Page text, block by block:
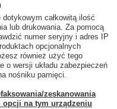
całkowitą ilość
lub drukowania. Za pomocą
numer seryjny i adres IP
opcjonalnych
również użyć tego
o wersji układu zabezpieczeń
nośniku pamięci.
zeskanowania
opcji na tym urządzeniu